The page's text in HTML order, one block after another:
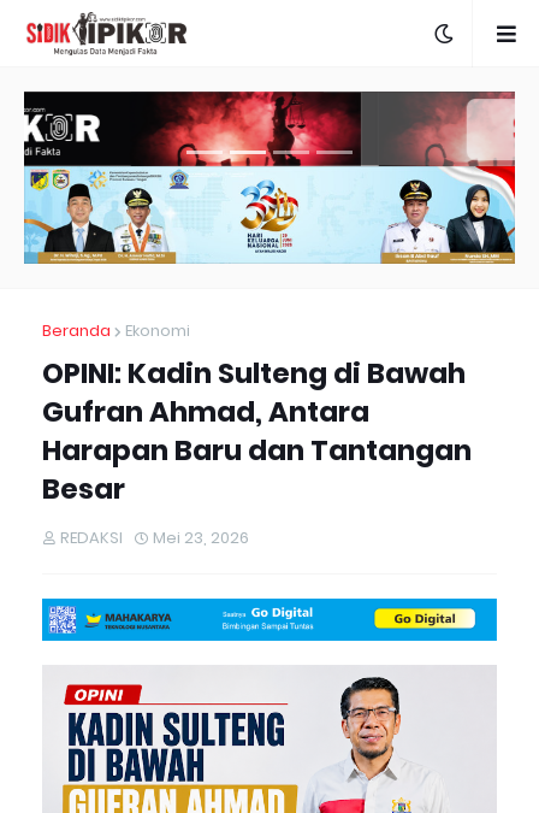
Beranda Ekonomi
OPINI: Kadin Sulteng di Bawah
Gufran Ahmad, Antara
Harapan Baru dan Tantangan
Besar
REDAKSI Mei 23, 2026